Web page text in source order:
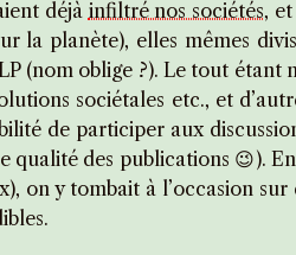
déjà infiltré nos sociétés,
la planète), elles mêmes
(nom oblige ?). Le tout étant
sociétales etc., et
de participer aux
qualité des publications 😉).
on y tombait à l’occasion sur